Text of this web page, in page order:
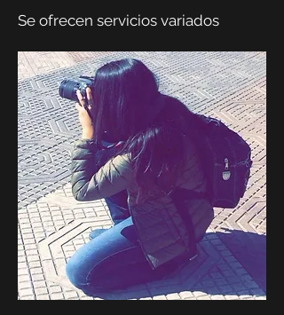
Se ofrecen servicios variados